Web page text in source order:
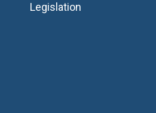
Legislation